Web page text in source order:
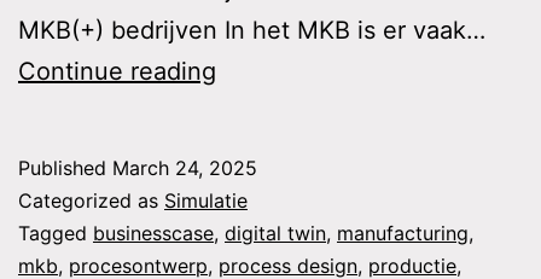
MKB(+) bedrijven In het MKB is er vaak…
Continue reading
/
MKB+
Published March 24, 2025
Categorized as Simulatie
Tagged businesscase, digital twin, manufacturing,
mkb, procesontwerp, process design, productie,